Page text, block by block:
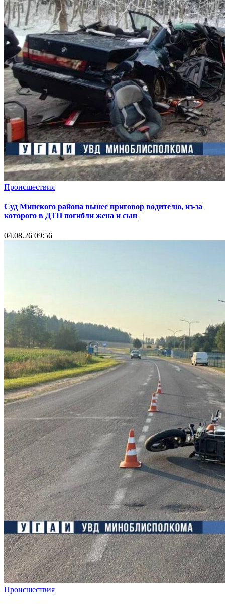
Происшествия
Суд Минского района вынес приговор водителю, из-за
которого в ДТП погибли жена и сын
04.08.26 09:56
Происшествия